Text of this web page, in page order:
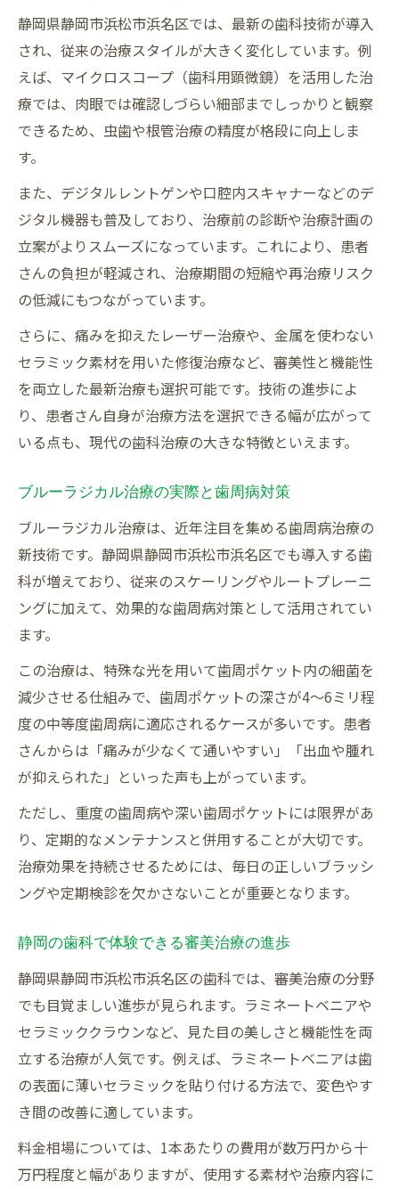
静岡県静岡市浜松市浜名区では、最新の歯科技術が導入
され、従来の治療スタイルが大きく変化しています。例
えば、マイクロスコープ（歯科用顕微鏡）を活用した治
療では、肉眼では確認しづらい細部までしっかりと観察
できるため、虫歯や根管治療の精度が格段に向上しま
す。
また、デジタルレントゲンや口腔内スキャナーなどのデ
ジタル機器も普及しており、治療前の診断や治療計画の
立案がよりスムーズになっています。これにより、患者
さんの負担が軽減され、治療期間の短縮や再治療リスク
の低減にもつながっています。
さらに、痛みを抑えたレーザー治療や、金属を使わない
セラミック素材を用いた修復治療など、審美性と機能性
を両立した最新治療も選択可能です。技術の進歩によ
り、患者さん自身が治療方法を選択できる幅が広がって
いる点も、現代の歯科治療の大きな特徴といえます。
ブルーラジカル治療の実際と歯周病対策
ブルーラジカル治療は、近年注目を集める歯周病治療の
新技術です。静岡県静岡市浜松市浜名区でも導入する歯
科が増えており、従来のスケーリングやルートプレーニ
ングに加えて、効果的な歯周病対策として活用されてい
ます。
この治療は、特殊な光を用いて歯周ポケット内の細菌を
減少させる仕組みで、歯周ポケットの深さが4〜6ミリ程
度の中等度歯周病に適応されるケースが多いです。患者
さんからは「痛みが少なくて通いやすい」「出血や腫れ
が抑えられた」といった声も上がっています。
ただし、重度の歯周病や深い歯周ポケットには限界があ
り、定期的なメンテナンスと併用することが大切です。
治療効果を持続させるためには、毎日の正しいブラッシ
ングや定期検診を欠かさないことが重要となります。
静岡の歯科で体験できる審美治療の進歩
静岡県静岡市浜松市浜名区の歯科では、審美治療の分野
でも目覚ましい進歩が見られます。ラミネートベニアや
セラミッククラウンなど、見た目の美しさと機能性を両
立する治療が人気です。例えば、ラミネートベニアは歯
の表面に薄いセラミックを貼り付ける方法で、変色やす
き間の改善に適しています。
料金相場については、1本あたりの費用が数万円から十
万円程度と幅がありますが、使用する素材や治療内容に